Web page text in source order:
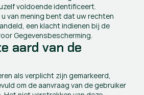
voldoende identificeert.
van mening bent dat uw rechten
een klacht indienen bij de
Gegevensbescherming.
aard van de
als verplicht zijn gemarkeerd,
om de aanvraag van de gebruiker